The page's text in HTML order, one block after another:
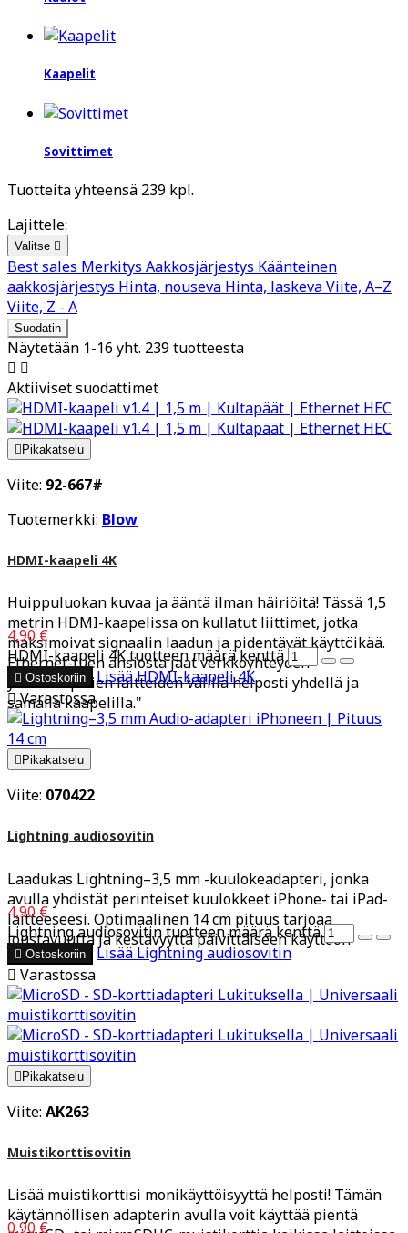
Kaapelit
Sovittimet
Tuotteita yhteensä 239 kpl.
Lajittele:
Valitse 
Best sales Merkitys Aakkosjärjestys Käänteinen
aakkosjärjestys Hinta, nouseva Hinta, laskevaViite, A–Z
Viite, Z - A
Suodatin
Näytetään 1-16 yht. 239 tuotteesta
 
Aktiiviset suodattimet
 Pikakatselu
Viite: 92-667#
Tuotemerkki: Blow
HDMI-kaapeli 4K
Huippuluokan kuvaa ja ääntä ilman häiriöitä! Tässä 1,5
metrin HDMI-kaapelissa on kullatut liittimet, jotka
maksimoivat signaalin laadun ja pidentävät käyttöikää.
Ethernet-tuen ansiosta jaat verkkoyhteyden
yhteensopivien laitteiden välillä helposti yhdellä ja
samalla kaapelilla."
4,90 €
HDMI-kaapeli 4K tuotteen määrä kenttä
 Ostoskoriin LisääHDMI-kaapeli 4K
Varastossa
 Pikakatselu
Viite: 070422
Lightning audiosovitin
Laadukas Lightning–3,5 mm -kuulokeadapteri, jonka
avulla yhdistät perinteiset kuulokkeet iPhone- tai iPad-
laitteeseesi. Optimaalinen 14 cm pituus tarjoaa
joustavuutta ja kestävyyttä päivittäiseen käyttöön
4,90 €
Lightning audiosovitin tuotteen määrä kenttä
 Ostoskoriin Lisää Lightning audiosovitin
 Varastossa
 Pikakatselu
Viite: AK263
Muistikorttisovitin
Lisää muistikorttisi monikäyttöisyyttä helposti! Tämän
käytännöllisen adapterin avulla voit käyttää pientä
0,90 €